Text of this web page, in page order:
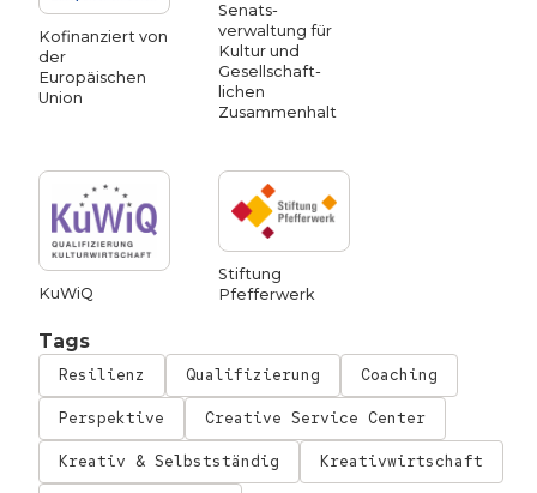
Kofinanziert von
der
Europäischen
Union
Senats­
verwaltung für
Kultur und
Gesellschaft­
lichen
Zusammen­halt
KuWiQ
Stiftung
Pfefferwerk
Tags
Resilienz Qualifizierung Coaching
Perspektive Creative Service Center
Kreativ & Selbstständig Kreativwirtschaft